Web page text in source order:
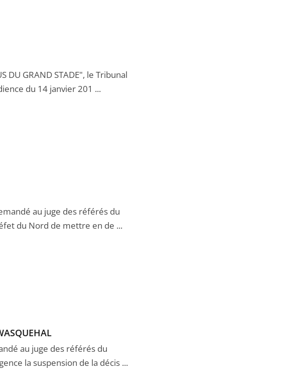
DU GRAND STADE", le Tribunal
du 14 janvier 201 ...
au juge des référés du
du Nord de mettre en de ...
au juge des référés du
la suspension de la décis ...